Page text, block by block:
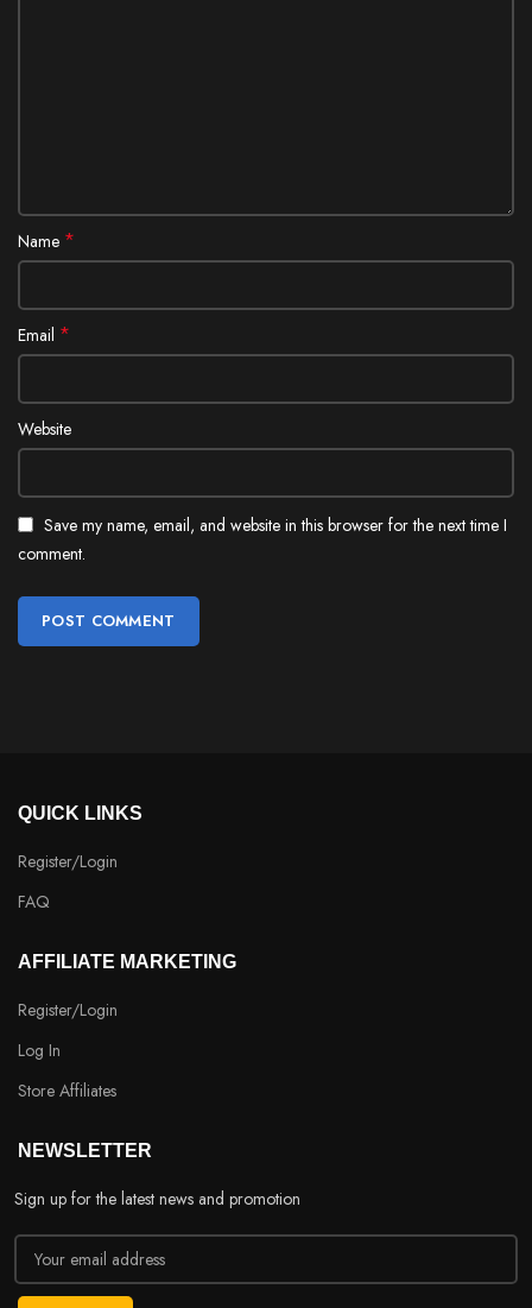
Name *
Email *
Website
Save my name, email, and website in this browser for the next time I
comment.
QUICK LINKS
Register/Login
FAQ
AFFILIATE MARKETING
Register/Login
Log In
Store Affiliates
NEWSLETTER
Sign up for the latest news and promotion